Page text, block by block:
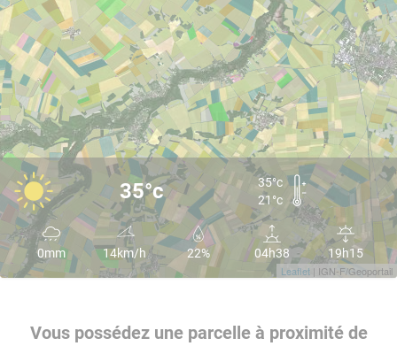
Leaflet | IGN-F/Geoportail
35°c
35°c
21°c
0mm 14km/h 22% 04h38 19h15
Vous possédez une parcelle à proximité de